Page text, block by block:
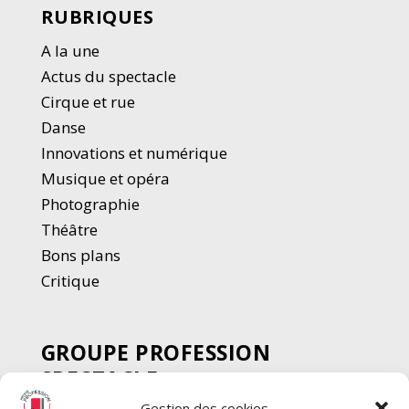
RUBRIQUES
A la une
Actus du spectacle
Cirque et rue
Danse
Innovations et numérique
Musique et opéra
Photographie
Théâtre
Bons plans
Critique
GROUPE PROFESSION
SPECTACLE